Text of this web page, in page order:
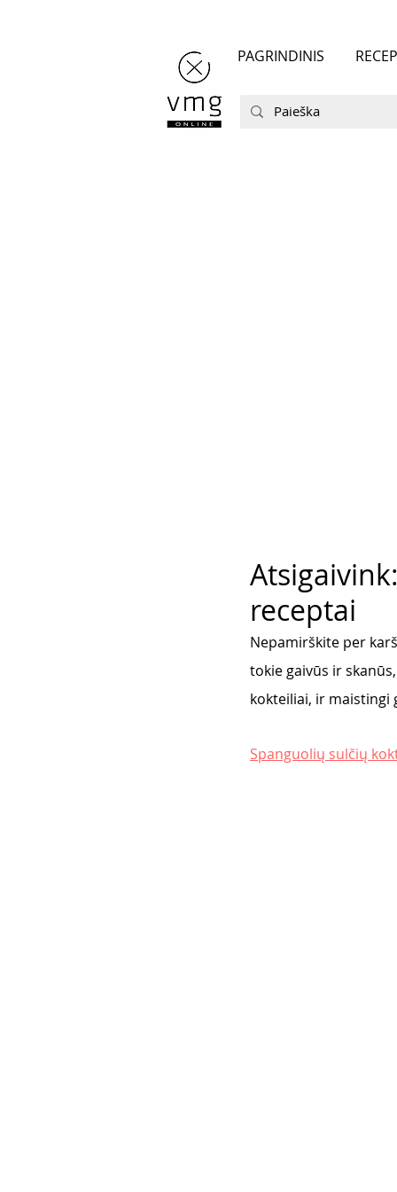
PAGRINDINIS
receptai
Nepamirškite per
tokie gaivūs ir
kokteiliai, ir maistingi
Spanguolių sulčių